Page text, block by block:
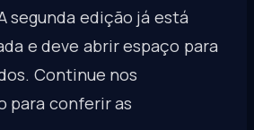
segunda edição já está
e deve abrir espaço para
Continue nos
para conferir as